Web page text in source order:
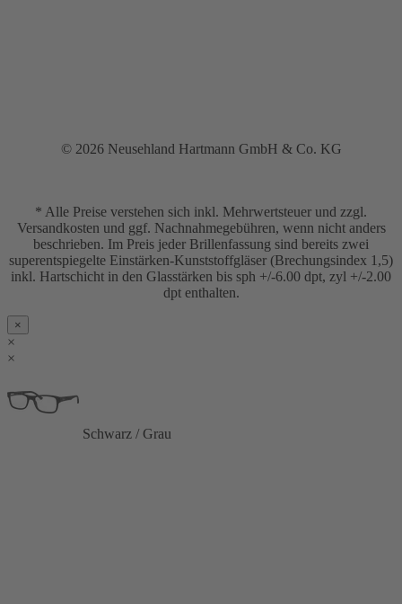
© 2026 Neusehland Hartmann GmbH & Co. KG
* Alle Preise verstehen sich inkl. Mehrwertsteuer und zzgl.
Versandkosten und ggf. Nachnahmegebühren, wenn nicht anders
beschrieben. Im Preis jeder Brillenfassung sind bereits zwei
superentspiegelte Einstärken-Kunststoffgläser (Brechungsindex 1,5)
inkl. Hartschicht in den Glasstärken bis sph +/-6.00 dpt, zyl +/-2.00
dpt enthalten.
×
×
×
Schwarz / Grau